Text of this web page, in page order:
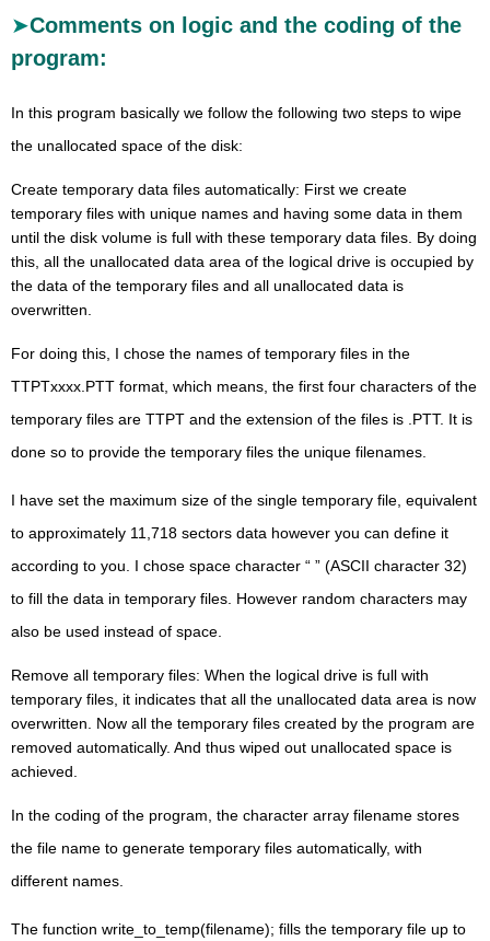
Comments on logic and the coding of the
program:
In this program basically we follow the following two steps to wipe
the unallocated space of the disk:
Create temporary data files automatically: First we create
temporary files with unique names and having some data in them
until the disk volume is full with these temporary data files. By doing
this, all the unallocated data area of the logical drive is occupied by
the data of the temporary files and all unallocated data is
overwritten.
For doing this, I chose the names of temporary files in the
TTPTxxxx.PTT format, which means, the first four characters of the
temporary files are TTPT and the extension of the files is .PTT. It is
done so to provide the temporary files the unique filenames.
I have set the maximum size of the single temporary file, equivalent
to approximately 11,718 sectors data however you can define it
according to you. I chose space character “ ” (ASCII character 32)
to fill the data in temporary files. However random characters may
also be used instead of space.
Remove all temporary files: When the logical drive is full with
temporary files, it indicates that all the unallocated data area is now
overwritten. Now all the temporary files created by the program are
removed automatically. And thus wiped out unallocated space is
achieved.
In the coding of the program, the character array filename stores
the file name to generate temporary files automatically, with
different names.
The function write_to_temp(filename); fills the temporary file up to